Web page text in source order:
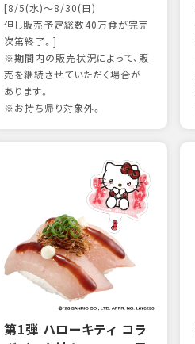
[8/5(水)～8/30(日)
但し販売予定総数40万食が完売
次第終了。]
※期間内の販売状況によって、販
売を継続させていただく場合が
あります。
※お持ち帰り対象外。
第1弾 ハローキティ コラ